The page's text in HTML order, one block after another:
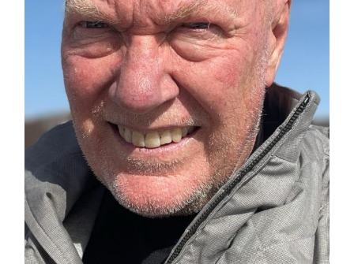
JEAN-CLAUDE BIVER, LA
PASSION DANS LE SPORT
COMME DANS LA VIE